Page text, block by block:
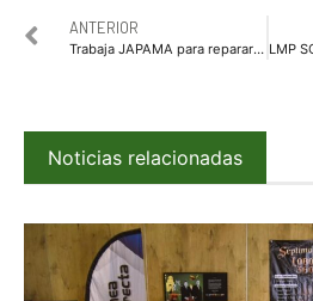
ANTERIOR
Trabaja JAPAMA para reparar falla en planta Hernández Terán
Noticias relacionadas